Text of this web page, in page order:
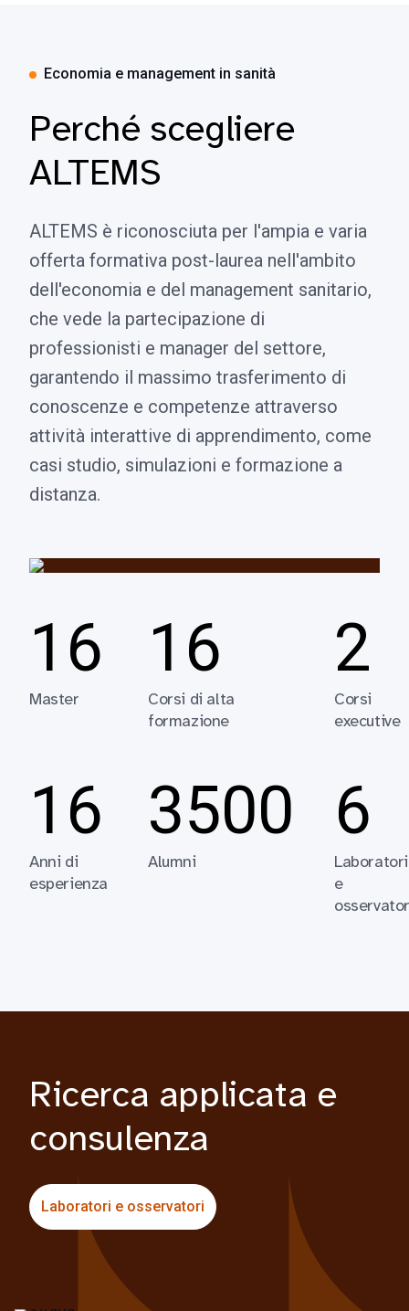
Economia e management in sanità
Perché scegliere
ALTEMS
ALTEMS è riconosciuta per l'ampia e varia
offerta formativa post-laurea nell'ambito
dell'economia e del management sanitario,
che vede la partecipazione di
professionisti e manager del settore,
garantendo il massimo trasferimento di
conoscenze e competenze attraverso
attività interattive di apprendimento, come
casi studio, simulazioni e formazione a
distanza.
16
Master
16
Corsi di alta
formazione
2
Corsi
executive
16
Anni di
esperienza
3500
Alumni
6
Laboratori
e
Ricerca applicata e
consulenza
Laboratori e osservatori